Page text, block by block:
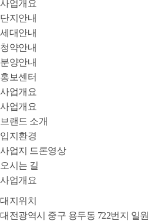
사업개요
단지안내
세대안내
청약안내
분양안내
홍보센터
사업개요
사업개요
브랜드 소개
입지환경
사업지 드론영상
오시는 길
사업개요
대지위치
대전광역시 중구 용두동 722번지 일원